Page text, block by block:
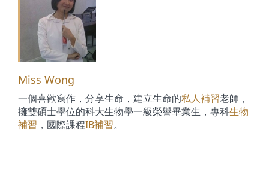
Miss Wong
一個喜歡寫作，分享生命，建立生命的私人補習老師，
擁雙碩士學位的科大生物學一級榮譽畢業生，專科生物
補習 ，國際課程IB補習。